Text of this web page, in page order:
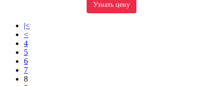
Узнать цену
|<
<
4
5
6
7
8